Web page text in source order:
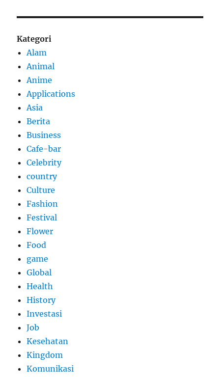
Kategori
Alam
Animal
Anime
Applications
Asia
Berita
Business
Cafe-bar
Celebrity
country
Culture
Fashion
Festival
Flower
Food
game
Global
Health
History
Investasi
Job
Kesehatan
Kingdom
Komunikasi